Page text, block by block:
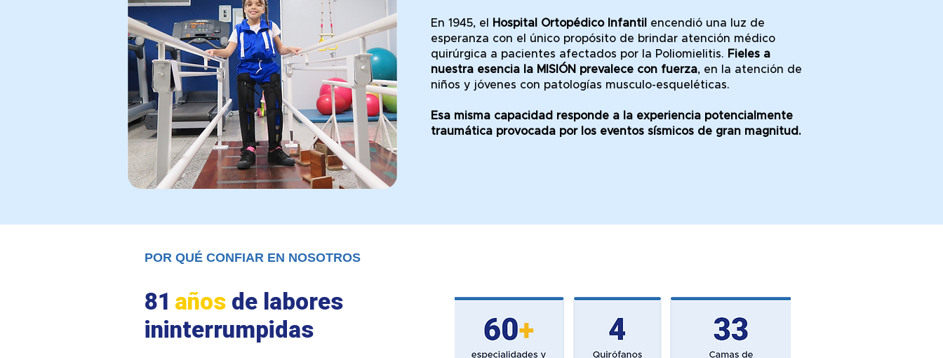
En 1945, el Hospital Ortopédico Infantil encendió una luz de
esperanza con el único propósito de brindar atención médico
quirúrgica a pacientes afectados por la Poliomielitis. Fieles a
nuestra esencia la MISIÓN prevalece con fuerza, en la atención de
niños y jóvenes con patologías musculo-esqueléticas.
Esa misma capacidad responde a la experiencia potencialmente
traumática provocada por los eventos sísmicos de gran magnitud.
POR QUÉ CONFIAR EN NOSOTROS
81 años de labores
ininterrumpidas